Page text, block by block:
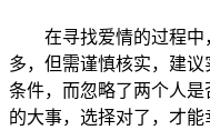
在寻找爱情的过程中
多，但需谨慎核实，建
条件，而忽略了两个人
的大事，选择对了，才能